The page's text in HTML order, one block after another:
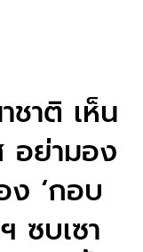
ชาติ เห็น
อย่ามอง
‘กอบ
ซบเซา